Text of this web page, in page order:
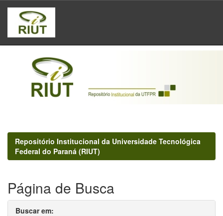
Skip
navigation
Repositório Institucional da Universidade Tecnológica
Federal do Paraná (RIUT)
Página de Busca
Buscar em: